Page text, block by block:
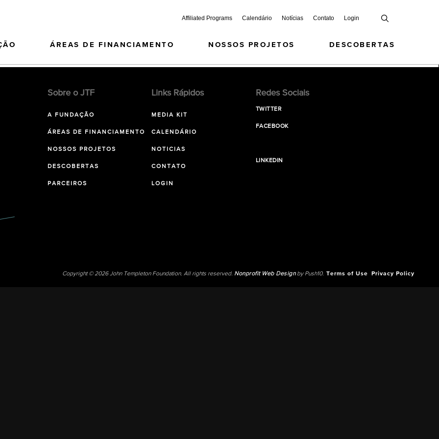
Affiliated Programs Calendário Notícias Contato Login
ÁREAS DE FINANCIAMENTO NOSSOS PROJETOS DESCOBERTAS
Sobre o JTF
A FUNDAÇÃO
ÁREAS DE FINANCIAMENTO
NOSSOS PROJETOS
DESCOBERTAS
PARCEIROS
Links Rápidos
MEDIA KIT
CALENDÁRIO
NOTICIAS
CONTATO
LOGIN
Redes Sociais
TWITTER
FACEBOOK
LINKEDIN
Copyright © 2026 John Templeton Foundation. All rights reserved. Nonprofit Web Designby Push10. Terms of Use Privacy Policy